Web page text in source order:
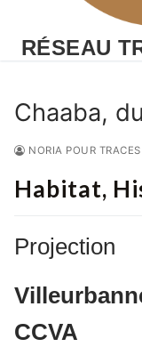
RÉSEAU
Chaaba,
NORIA POUR TRACES
Habitat,
Projection
CCVA